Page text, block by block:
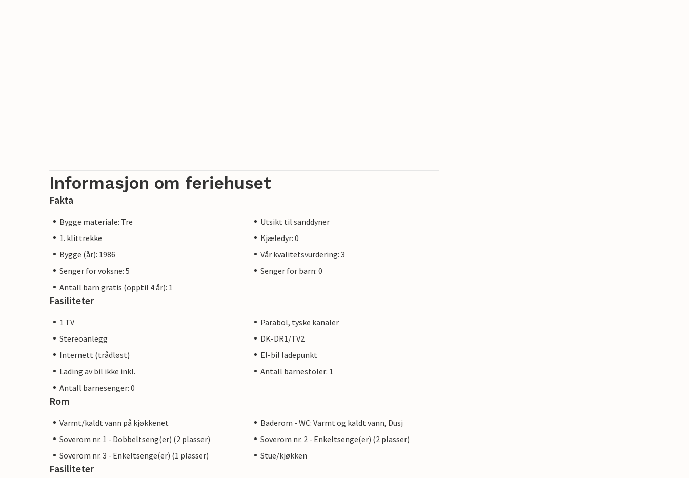
Informasjon om feriehuset
Fakta
Bygge materiale: Tre
Utsikt til sanddyner
1. klittrekke
Kjæledyr: 0
Bygge (år): 1986
Vår kvalitetsvurdering: 3
Senger for voksne: 5
Senger for barn: 0
Antall barn gratis (opptil 4 år): 1
Fasiliteter
1 TV
Parabol, tyske kanaler
Stereoanlegg
DK-DR1/TV2
Internett (trådløst)
El-bil ladepunkt
Lading av bil ikke inkl.
Antall barnestoler: 1
Antall barnesenger: 0
Rom
Varmt/kaldt vann på kjøkkenet
Baderom - WC: Varmt og kaldt vann, Dusj
Soverom nr. 1 - Dobbeltseng(er) (2 plasser)
Soverom nr. 2 - Enkeltsenge(er) (2 plasser)
Soverom nr. 3 - Enkeltsenge(er) (1 plasser)
Stue/kjøkken
Fasiliteter